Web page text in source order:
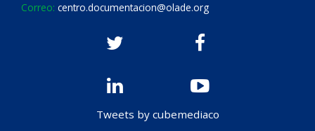
Correo: centro.documentacion@olade.org
Tweets by cubemediaco